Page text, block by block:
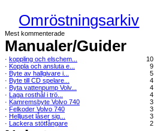
Omröstningsarkiv
Mest kommenterade
Manualer/Guider
· koppling och elschem...
10
· Koppla och ansluta e...
9
· Byte av hallgivare i...
5
· Byte till CD spelare...
4
· Byta vattenpump Volv...
4
· Laga rosthål i trö...
4
· Kamremsbyte Volvo 740
3
· Felkoder Volvo 740
3
· Helljuset låser sig...
3
· Lackera stötfångare 2